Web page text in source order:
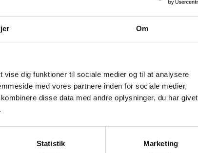
Om
dig funktioner til sociale medier og til at analysere
med vores partnere inden for sociale medier,
disse data med andre oplysninger, du har givet
Statistik Marketing
og steg
kål i 3-4
Tilsæt
smag til